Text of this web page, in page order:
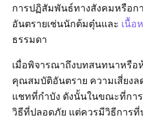
การปฏิสัมพันธ์ทางสังคมหรือก
อันตรายเช่นนักต้มตุ๋นและ เนื้อ
ธรรมดา
เมื่อพิจารณาถึงบทสนทนาหรือ
คุณสมบัติอันตราย ความเสี่ยงล
แชทที่กำบัง ดังนั้นในขณะที่กา
วิธีที่ปลอดภัย แต่ควรมีวิธีการที่